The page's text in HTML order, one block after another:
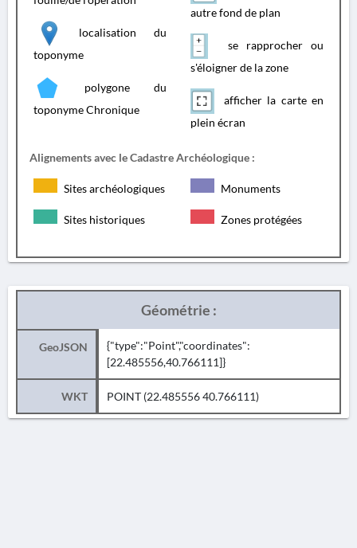
localisation du
toponyme
polygone du
toponyme Chronique
autre fond de plan
se rapprocher ou
s'éloigner de la zone
afficher la carte en
plein écran
Alignements avec le Cadastre Archéologique :
Sites archéologiques Monuments
Sites historiques Zones protégées
Géométrie :
GeoJSON
{"type":"Point","coordinates":
[22.485556,40.766111]}
WKT POINT (22.485556 40.766111)